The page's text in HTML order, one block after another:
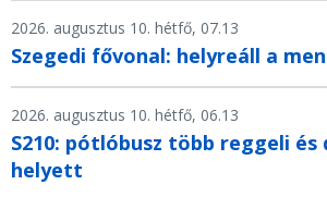
2026. augusztus 10. hétfő, 07.13
Szegedi fővonal: helyreáll a
2026. augusztus 10. hétfő, 06.13
S210: pótlóbusz több reggeli
helyett